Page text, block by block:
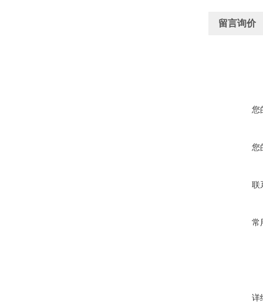
留言询价
您
您
联
常
详